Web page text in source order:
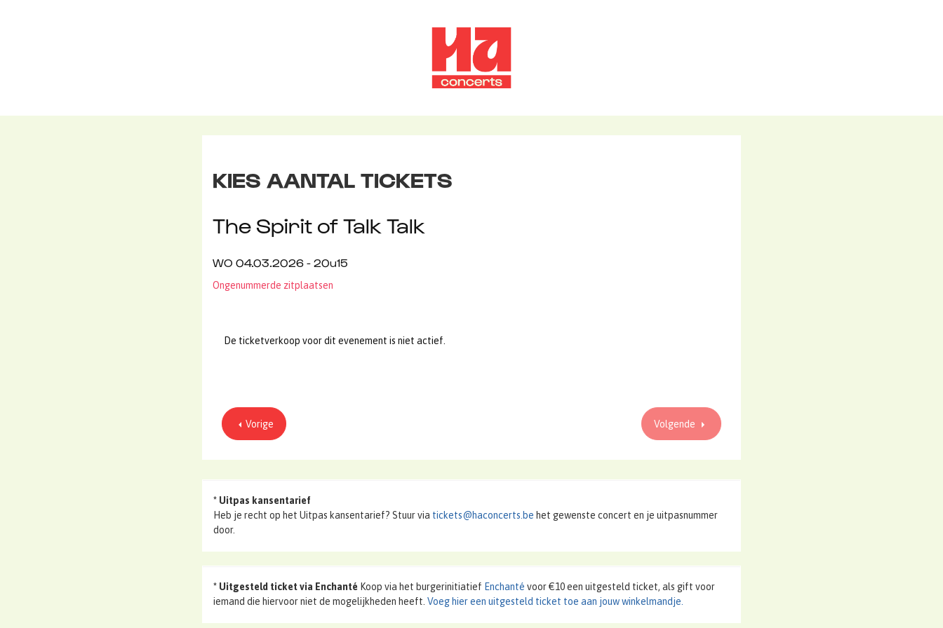
KIES AANTAL TICKETS
The Spirit of Talk Talk
WO 04.03.2026 - 20u15
Ongenummerde zitplaatsen
De ticketverkoop voor dit evenement is niet actief.
Vorige Volgende
* Uitpas kansentarief
Heb je recht op het Uitpas kansentarief? Stuur via tickets@haconcerts.be het gewenste concert en je uitpasnummer
door.
* Uitgesteld ticket via Enchanté Koop via het burgerinitiatief Enchanté voor €10 een uitgesteld ticket, als gift voor
iemand die hiervoor niet de mogelijkheden heeft. Voeg hier een uitgesteld ticket toe aan jouw winkelmandje.